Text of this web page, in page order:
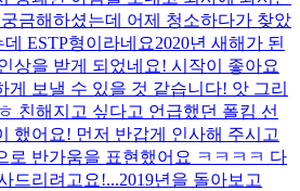
금해하셨는데 어제 청소하다가 찾았
ESTP형이라네요2020년 새해가 된
상을 받게 되었네요! 시작이 좋아요
게 보낼 수 있을 것 같습니다! 앗 그리
친해지고 싶다고 언급했던 폴킴 선
했어요! 먼저 반갑게 인사해 주시고
로 반가움을 표현했어요 ㅋㅋㅋㅋ 다
드리려고요!...2019년을 돌아보고